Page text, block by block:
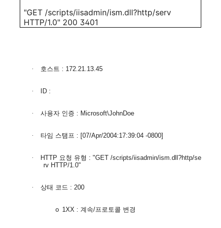
"GET /scripts/iisadmin/ism.dll?http/serv
HTTP/1.0" 200 3401
· 호스트 : 172.21.13.45
· ID :
· 사용자 인증 : Microsoft\JohnDoe
· 타임 스탬프 : [07/Apr/2004:17:39:04 -0800]
· HTTP 요청 유형 : "GET /scripts/iisadmin/ism.dll?http/se
rv HTTP/1.0"
· 상태 코드 : 200
o 1XX : 계속/프로토콜 변경